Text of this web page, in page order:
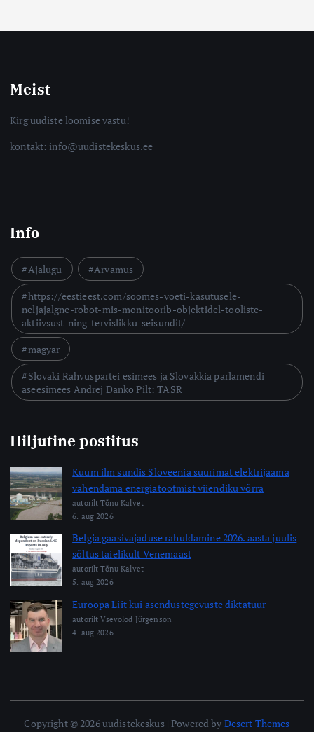
Meist
Kirg uudiste loomise vastu!
kontakt: info@uudistekeskus.ee
Info
Ajalugu
Arvamus
https://eestieest.com/soomes-voeti-kasutusele-
neljajalgne-robot-mis-monitoorib-objektidel-tooliste-
aktiivsust-ning-tervislikku-seisundit/
magyar
Slovaki Rahvuspartei esimees ja Slovakkia parlamendi
aseesimees Andrej Danko Pilt: TASR
Hiljutine postitus
Kuum ilm sundis Sloveenia suurimat elektrijaama
vähendama energiatootmist viiendiku võrra
autorilt Tõnu Kalvet
6. aug 2026
Belgia gaasivajaduse rahuldamine 2026. aasta juulis
sõltus täielikult Venemaast
autorilt Tõnu Kalvet
5. aug 2026
Euroopa Liit kui asendustegevuste diktatuur
autorilt Vsevolod Jürgenson
4. aug 2026
Copyright © 2026 uudistekeskus | Powered by Desert Themes